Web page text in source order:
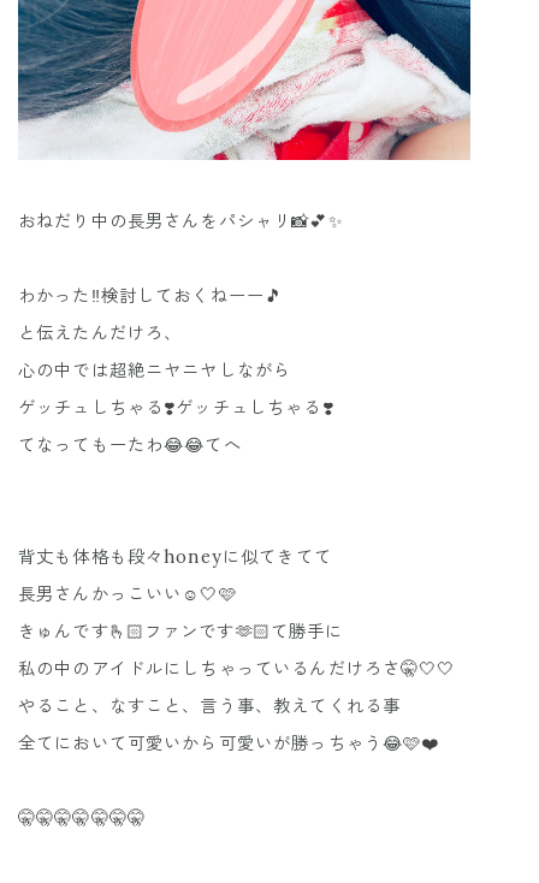
おねだり中の長男さんをパシャリ📸💕✨
わかった‼️検討しておくねーー🎵
と伝えたんだけろ、
心の中では超絶ニヤニヤしながら
ゲッチュしちゃる❣️ゲッチュしちゃる❣️
てなってもーたわ😂😂てへ
背丈も体格も段々honeyに似てきてて
長男さんかっこいい☺️🤍🩷
きゅんです🫰🏻ファンです🫶🏻て勝手に
私の中のアイドルにしちゃっているんだけろさ🤫🤍🤍
やること、なすこと、言う事、教えてくれる事
全てにおいて可愛いから可愛いが勝っちゃう😂🩷❤️
🤫🤫🤫🤫🤫🤫🤫